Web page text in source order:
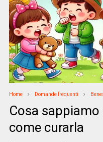
Home Domande frequenti
Cosa
come curarla